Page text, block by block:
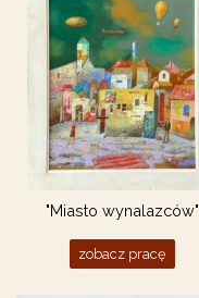
"Miasto wynalazców"
zobacz pracę